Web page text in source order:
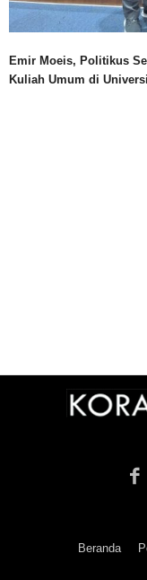
Emir Moeis, Politikus
Kuliah Umum di
Beranda